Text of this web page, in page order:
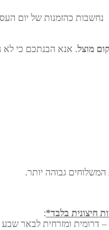
בימים א-ה בטווח השעות 8:00-15:00. זמן הגעת המשלוח – עד 7
מוצל. אנא הבנתכם כי לא
גבוהה יותר.
חיצונית בלבד*:
– דרומית ומזרחית לבאר